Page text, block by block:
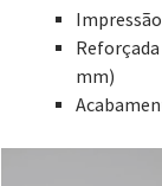
mm)